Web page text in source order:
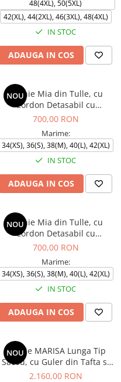
48(4XL), 50(5XL)
42(XL), 44(2XL), 46(3XL), 48(4XL)
IN STOC
ADAUGA IN COS
NOU
Rochie Mia din Tulle, cu
Cordon Detasabil cu
Pietricele, Engros
700,00 RON
Marime:
34(XS), 36(S), 38(M), 40(L), 42(XL)
IN STOC
ADAUGA IN COS
NOU
Rochie Mia din Tulle, cu
Cordon Detasabil cu
Pietricele, Engros
700,00 RON
Marime:
34(XS), 36(S), 38(M), 40(L), 42(XL)
IN STOC
ADAUGA IN COS
NOU
Rochie MARISA Lunga Tip
Sacou, cu Guler din Tafta si
Maneci cu Pietricele
2.160,00 RON